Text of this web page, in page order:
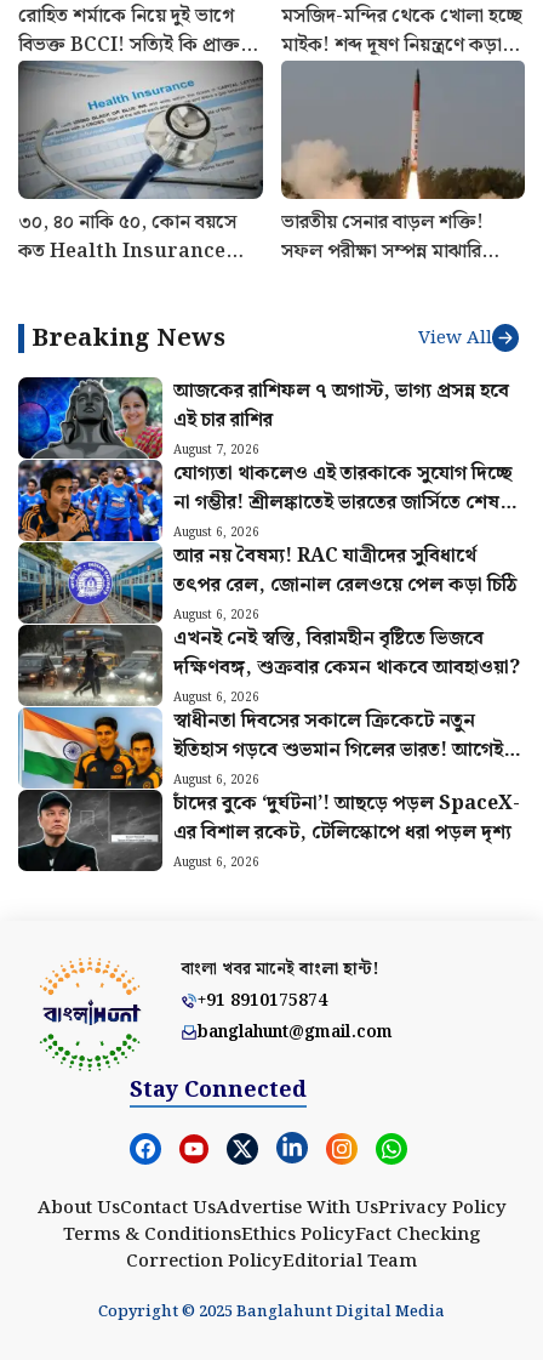
রোহিত শর্মাকে নিয়ে দুই ভাগে
বিভক্ত BCCI! সত্যিই কি প্রাক্তন
ভারতীয় অধিনায়কের অবসর
চাইছে বোর্ড
মসজিদ-মন্দির থেকে খোলা হচ্ছে
মাইক! শব্দ দূষণ নিয়ন্ত্রণে কড়া
ব্যবস্থা রাজ্য সরকারের
৩০, ৪০ নাকি ৫০, কোন বয়সে
কত Health Insurance
ভারতীয় সেনার বাড়ল শক্তি!
সফল পরীক্ষা সম্পন্ন মাঝারি
Breaking News View All
আজকের রাশিফল ৭ অগাস্ট, ভাগ্য প্রসন্ন হবে
এই চার রাশির
August 7, 2026
যোগ্যতা থাকলেও এই তারকাকে সুযোগ দিচ্ছে
না গম্ভীর! শ্রীলঙ্কাতেই ভারতের জার্সিতে শেষ
ম্যাচ খেলবেন এই ক্রিকেটার?
August 6, 2026
আর নয় বৈষম্য! RAC যাত্রীদের সুবিধার্থে
তৎপর রেল, জোনাল রেলওয়ে পেল কড়া চিঠি
August 6, 2026
এখনই নেই স্বস্তি, বিরামহীন বৃষ্টিতে ভিজবে
দক্ষিণবঙ্গ, শুক্রবার কেমন থাকবে আবহাওয়া?
August 6, 2026
স্বাধীনতা দিবসের সকালে ক্রিকেটে নতুন
ইতিহাস গড়বে শুভমান গিলের ভারত! আগেই
হুঙ্কার ছাড়লেন গম্ভীর
August 6, 2026
চাঁদের বুকে ‘দুর্ঘটনা’! আছড়ে পড়ল SpaceX-
এর বিশাল রকেট, টেলিস্কোপে ধরা পড়ল দৃশ্য
August 6, 2026
বাংলা খবর মানেইবাংলা হান্ট!
+91 8910175874
banglahunt@gmail.com
Stay Connected
About UsContact UsAdvertise With UsPrivacy Policy
Terms & ConditionsEthics PolicyFact Checking
Correction PolicyEditorial Team
Copyright © 2025 Banglahunt Digital Media